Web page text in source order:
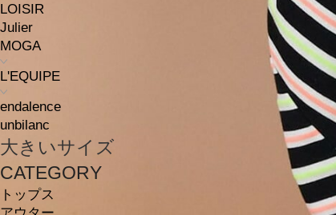
LOISIR
Julier
MOGA
L'EQUIPE
endalence
unbilanc
大きいサイズ
CATEGORY
トップス